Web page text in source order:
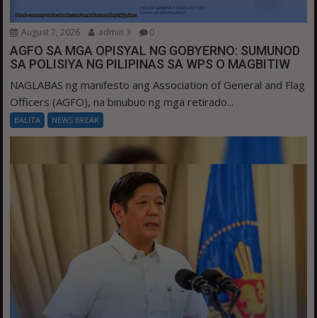
August 7, 2026 admin 3 0
AGFO SA MGA OPISYAL NG GOBYERNO: SUMUNOD
SA POLISIYA NG PILIPINAS SA WPS O MAGBITIW
NAGLABAS ng manifesto ang Association of General and Flag
Officers (AGFO), na binubuo ng mga retirado...
BALITA NEWS BREAK